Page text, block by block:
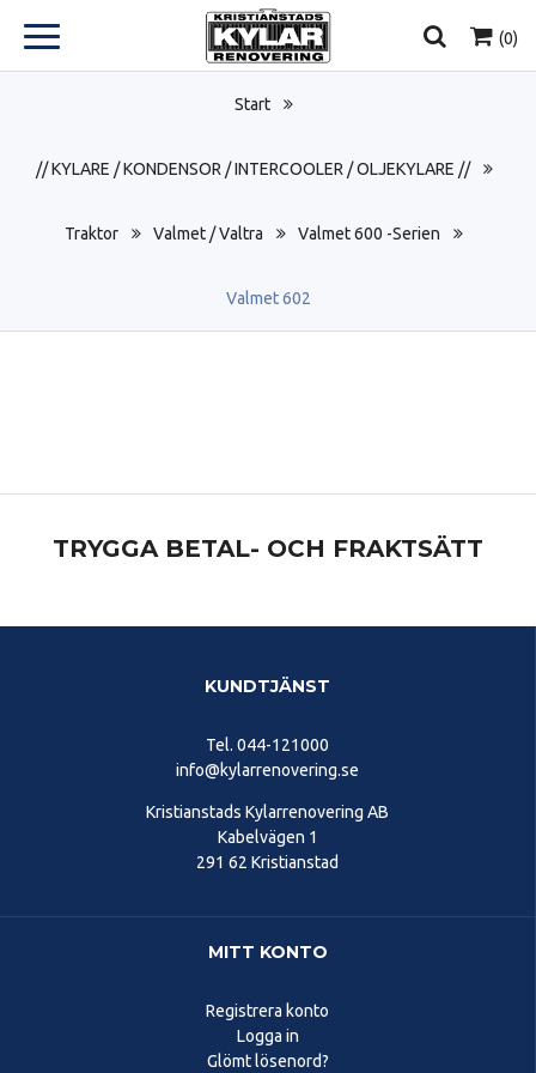
(0)
Start
// KYLARE / KONDENSOR / INTERCOOLER / OLJEKYLARE //
Traktor Valmet / Valtra Valmet 600 -Serien
Valmet 602
TRYGGA BETAL- OCH FRAKTSÄTT
KUNDTJÄNST
Tel. 044-121000
info@kylarrenovering.se
Kristianstads Kylarrenovering AB
Kabelvägen 1
291 62 Kristianstad
MITT KONTO
Registrera konto
Logga in
Glömt lösenord?